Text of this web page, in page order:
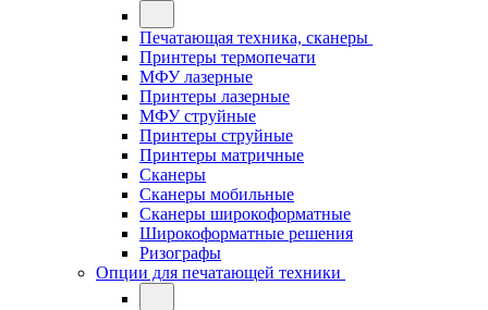
Печатающая техника, сканеры
Принтеры термопечати
МФУ лазерные
Принтеры лазерные
МФУ струйные
Принтеры струйные
Принтеры матричные
Сканеры
Сканеры мобильные
Сканеры широкоформатные
Широкоформатные решения
Ризографы
Опции для печатающей техники